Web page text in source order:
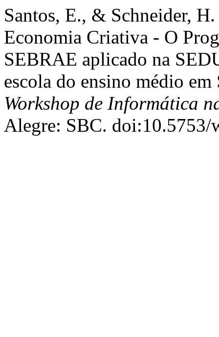
Santos, E., & Schneider,
Economia Criativa - O
SEBRAE aplicado na
escola do ensino médio
Workshop de Informática
Alegre: SBC. doi:10.5753/